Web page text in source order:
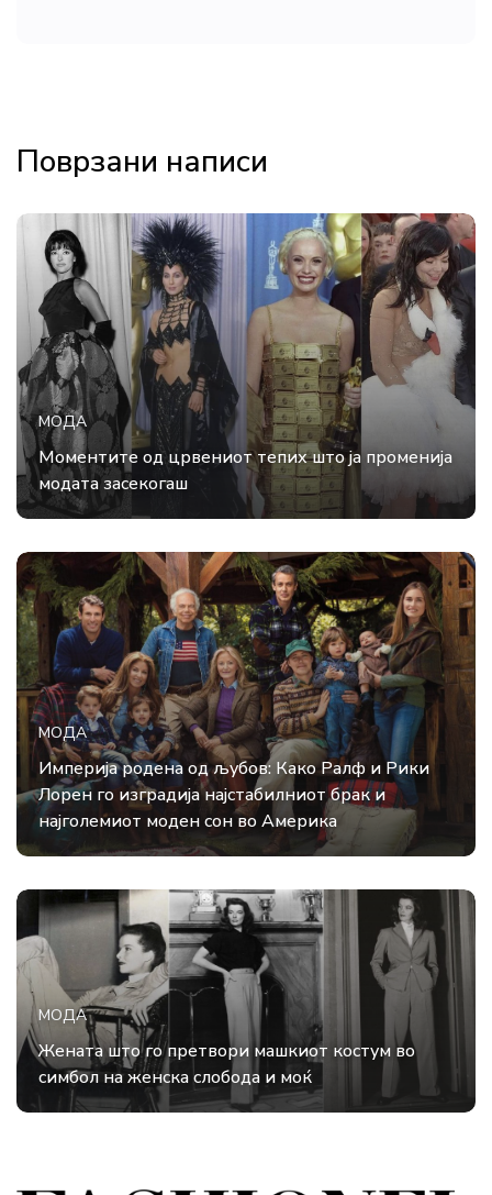
Поврзани написи
МОДА
Моментите од црвениот тепих што ја променија
модата засекогаш
МОДА
Империја родена од љубов: Како Ралф и Рики
Лорен го изградија најстабилниот брак и
најголемиот моден сон во Америка
МОДА
Жената што го претвори машкиот костум во
симбол на женска слобода и моќ